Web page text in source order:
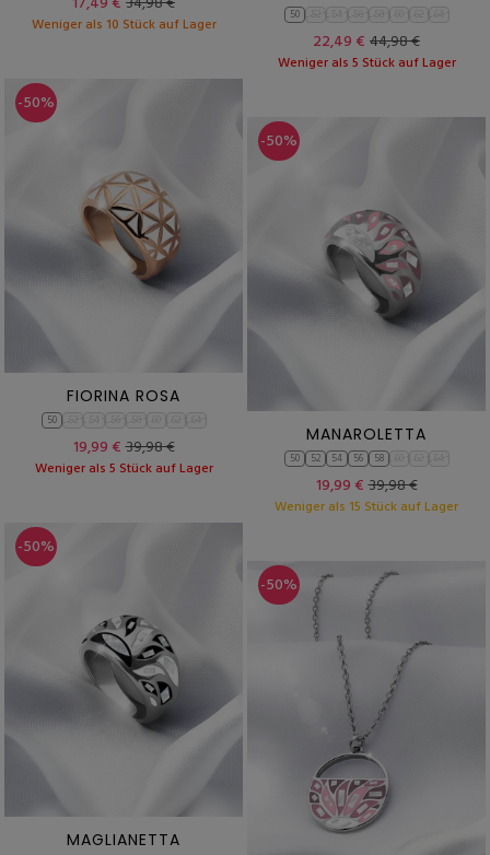
Weniger als 10 Stück auf Lager 50
22,49 € 44,98 €
Weniger als 5 Stück auf Lager
-50%
FIORINA ROSA
50
19,99 €39,98 €
Weniger als 5 Stück auf Lager
-50%
MANAROLETTA
50 52 54 56 58
19,99 €39,98 €
Weniger als 15 Stück auf Lager
-50%
MAGLIANETTA
-50%